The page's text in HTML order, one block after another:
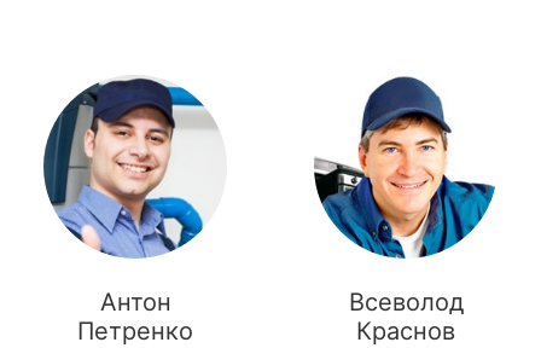
Антон
Петренко
Всеволод
Краснов